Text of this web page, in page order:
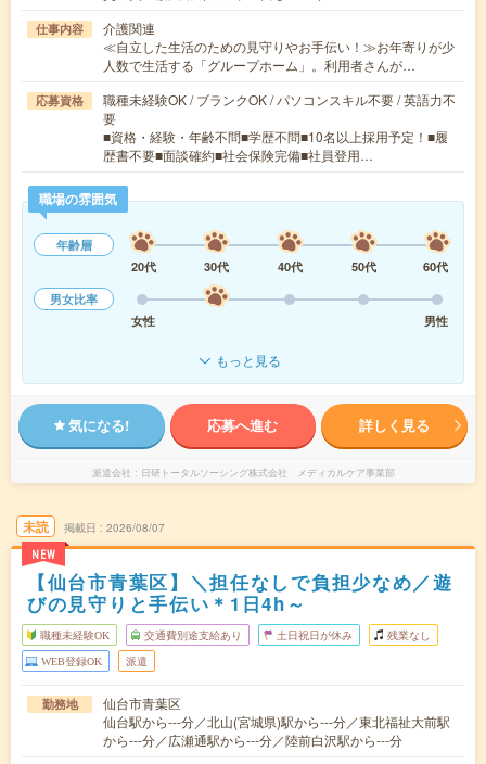
仕事内容
介護関連
≪自立した生活のための見守りやお手伝い！≫お年寄りが少
人数で生活する「グループホーム」。利用者さんが…
応募資格
職種未経験OK / ブランクOK / パソコンスキル不要 / 英語力不
要
■資格・経験・年齢不問■学歴不問■10名以上採用予定！■履
歴書不要■面談確約■社会保険完備■社員登用…
職場の雰囲気
年齢層
20代
30代 40代 50代
60代
男女比率
女性
男性
もっと見る
気になる! 応募へ進む 詳しく見る
派遣会社 日研トータルソーシング株式会社 メディカルケア事業部
未読
NEW
掲載日 2026/08/07
【仙台市青葉区】＼担任なしで負担少なめ／遊
びの見守りと手伝い＊1日4h～
職種未経験OK 交通費別途支給あり 土日祝日が休み 残業なし
WEB登録OK 派遣
勤務地
仙台市青葉区
仙台駅から---分／北山(宮城県)駅から---分／東北福祉大前駅
から---分／広瀬通駅から---分／陸前白沢駅から---分